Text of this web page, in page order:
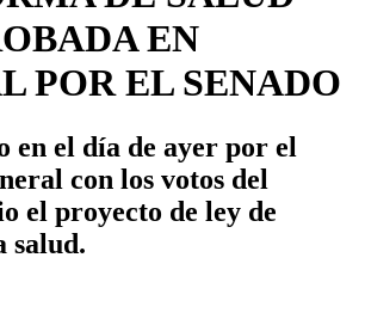
EN
POR EL SENADO
en el día de ayer por el
con los votos del
el proyecto de ley de
salud.